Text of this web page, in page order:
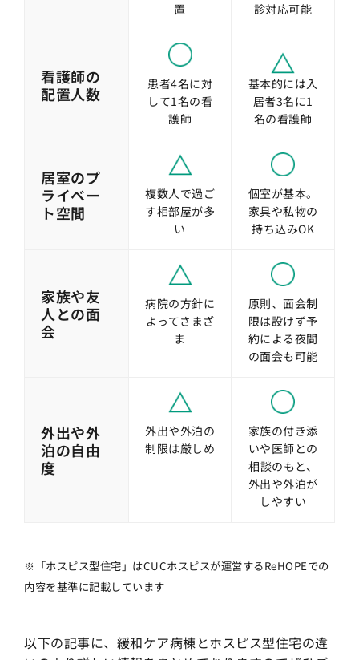
置
診対応可能
看護師の
配置人数
患者4名に対
して1名の看
護師
基本的には入
居者3名に1
名の看護師
居室のプ
ライベー
ト空間
複数人で過ご
す相部屋が多
い
個室が基本。
家具や私物の
持ち込みOK
家族や友
人との面
会
病院の方針に
よってさまざ
ま
原則、面会制
限は設けず予
約による夜間
の面会も可能
外出や外
泊の自由
度
外出や外泊の
制限は厳しめ
家族の付き添
いや医師との
相談のもと、
外出や外泊が
しやすい
※「ホスピス型住宅」はCUCホスピスが運営するReHOPEでの
内容を基準に記載しています
以下の記事に、緩和ケア病棟とホスピス型住宅の違